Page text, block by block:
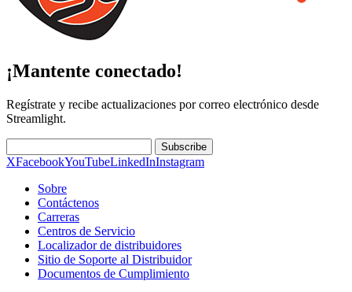
¡Mantente conectado!
Regístrate y recibe actualizaciones por correo electrónico desde
Streamlight.
Subscribe
XFacebookYouTubeLinkedInInstagram
Sobre
Contáctenos
Carreras
Centros de Servicio
Localizador de distribuidores
Sitio de Soporte al Distribuidor
Documentos de Cumplimiento